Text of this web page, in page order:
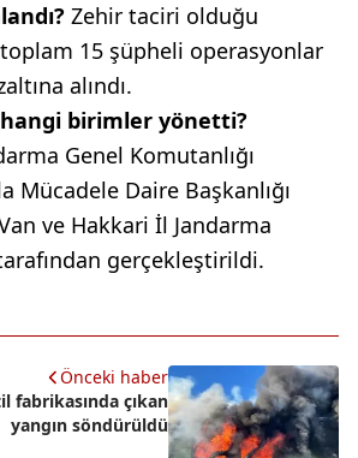
Zehir taciri olduğu
15 şüpheli operasyonlar
alındı.
birimler yönetti?
Genel Komutanlığı
Mücadele Daire Başkanlığı
ve Hakkari İl Jandarma
gerçekleştirildi.
Önceki haber
fabrikasında çıkan
yangın söndürüldü